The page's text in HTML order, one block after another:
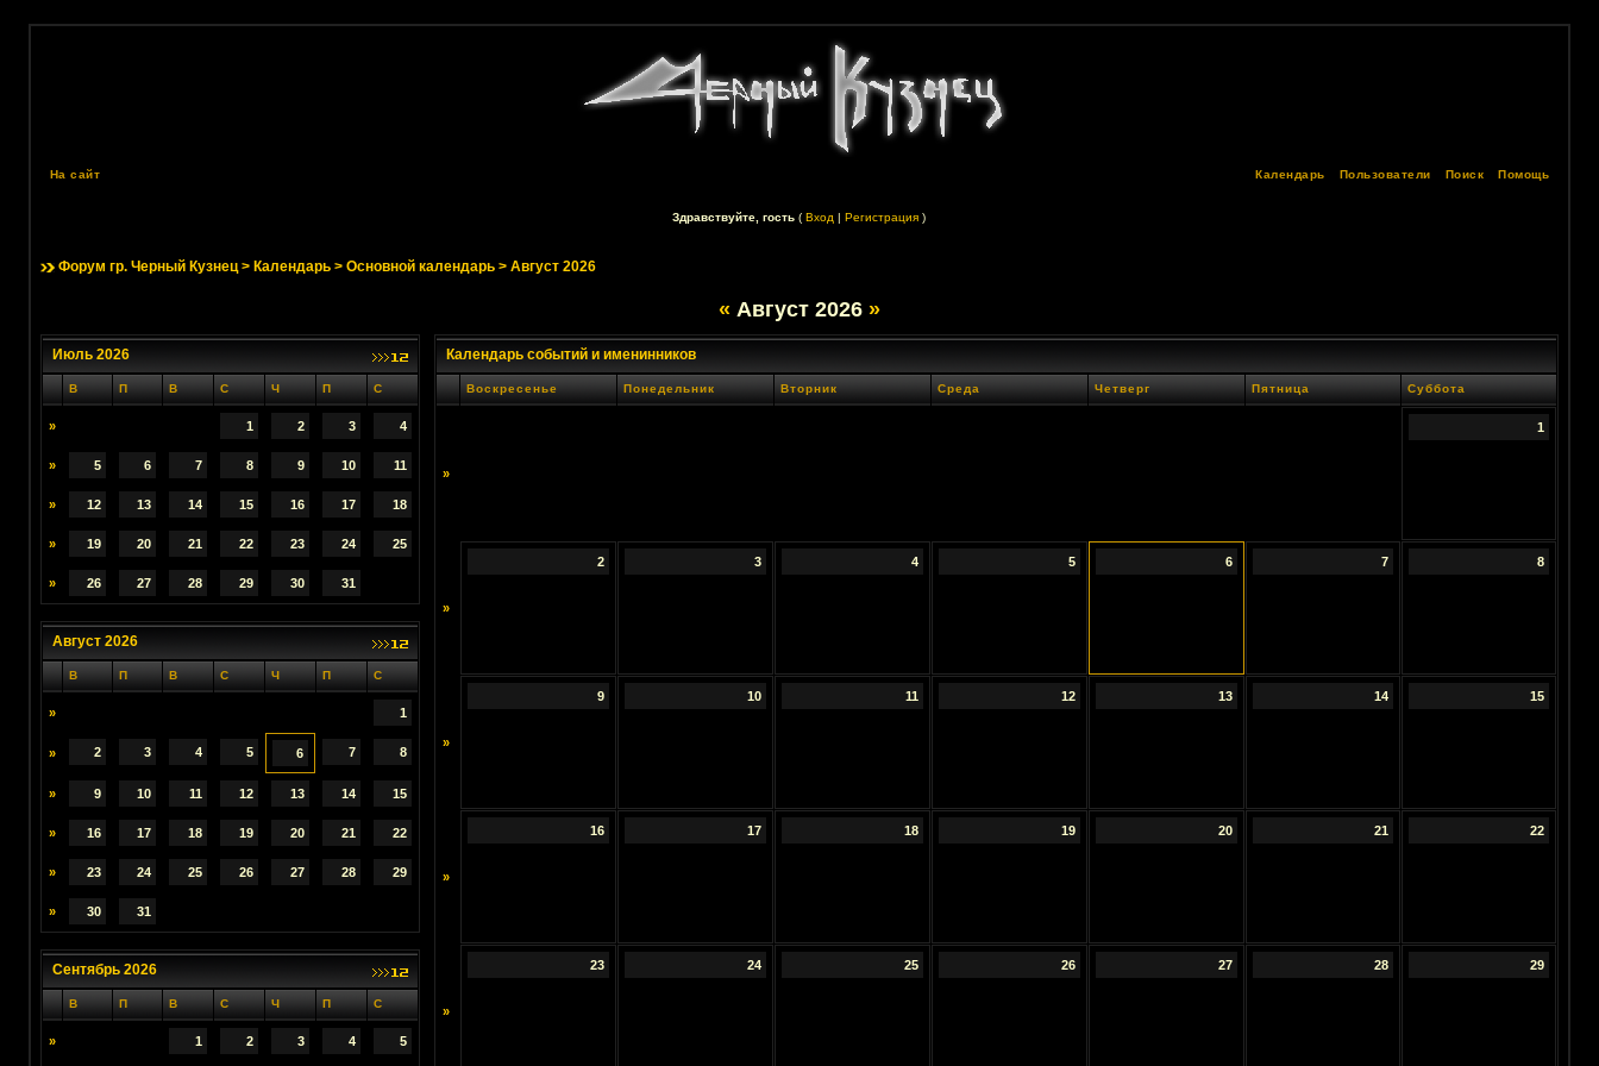
На сайт Помощь
Поиск
Пользователи
Календарь
Здравствуйте, гость (Вход |Регистрация )
Форум гр. Черный Кузнец> Календарь> Основной календарь> Август 2026
« Август 2026 »
Июль 2026
В П В С Ч П С
» 1 2 3 4
» 5 6 7 8 9 10 11
» 12 13 14 15 16 17 18
» 19 20 21 22 23 24 25
» 26 27 28 29 30 31
Август 2026
В П В С Ч П С
» 1
» 2 3 4 5 6 7 8
» 9 10 11 12 13 14 15
» 16 17 18 19 20 21 22
» 23 24 25 26 27 28 29
» 30 31
Сентябрь 2026
В П В С Ч П С
» 1 2 3 4 5
Календарь событий и именинников
Воскресенье Понедельник Вторник Среда Четверг Пятница Суббота
»
1
»
2 3 4 5 6 7 8
»
9 10 11 12 13 14 15
»
16 17 18 19 20 21 22
»
23 24 25 26 27 28 29